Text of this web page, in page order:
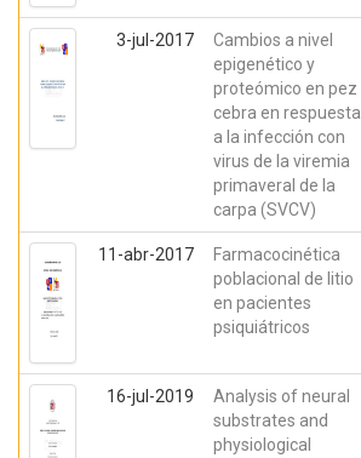
3-jul-2017
Cambios a nivel
epigenético y
proteómico en pez
cebra en respuesta
a la infección con
virus de la viremia
primaveral de la
carpa (SVCV)
11-abr-2017
Farmacocinética
poblacional de litio
en pacientes
psiquiátricos
16-jul-2019
Analysis of neural
substrates and
physiological